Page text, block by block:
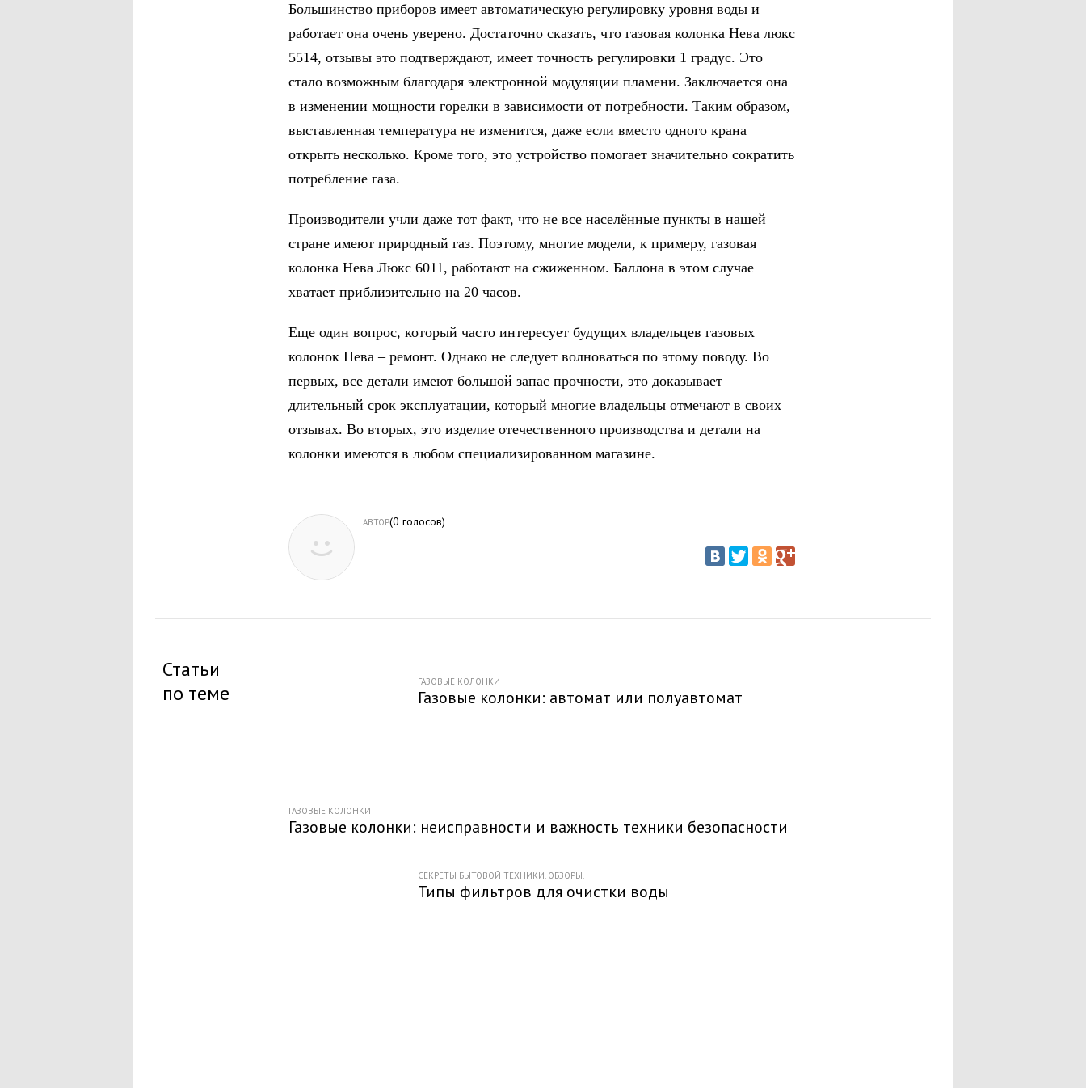
Большинство приборов имеет автоматическую регулировку уровня воды и
работает она очень уверено. Достаточно сказать, что газовая колонка Нева люкс
5514, отзывы это подтверждают, имеет точность регулировки 1 градус. Это
стало возможным благодаря электронной модуляции пламени. Заключается она
в изменении мощности горелки в зависимости от потребности. Таким образом,
выставленная температура не изменится, даже если вместо одного крана
открыть несколько. Кроме того, это устройство помогает значительно сократить
потребление газа.
Производители учли даже тот факт, что не все населённые пункты в нашей
стране имеют природный газ. Поэтому, многие модели, к примеру, газовая
колонка Нева Люкс 6011, работают на сжиженном. Баллона в этом случае
хватает приблизительно на 20 часов.
Еще один вопрос, который часто интересует будущих владельцев газовых
колонок Нева – ремонт. Однако не следует волноваться по этому поводу. Во
первых, все детали имеют большой запас прочности, это доказывает
длительный срок эксплуатации, который многие владельцы отмечают в своих
отзывах. Во вторых, это изделие отечественного производства и детали на
колонки имеются в любом специализированном магазине.
АВТОР(0 голосов)
Статьи
по теме
ГАЗОВЫЕ КОЛОНКИ
Газовые колонки: автомат или полуавтомат
ГАЗОВЫЕ КОЛОНКИ
Газовые колонки: неисправности и важность техники безопасности
СЕКРЕТЫ БЫТОВОЙ ТЕХНИКИ. ОБЗОРЫ.
Типы фильтров для очистки воды